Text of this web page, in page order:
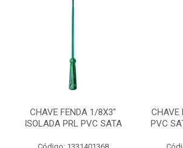
CHAVE FENDA 1/8X3"
ISOLADA PRL PVC SATA
CHAVE
PVC